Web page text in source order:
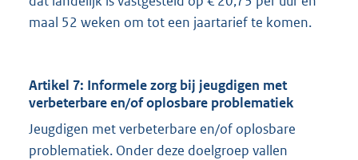
maal 52 weken om tot een jaartarief te komen.
Artikel 7: Informele zorg bij jeugdigen met
verbeterbare en/of oplosbare problematiek
Jeugdigen met verbeterbare en/of oplosbare
problematiek. Onder deze doelgroep vallen